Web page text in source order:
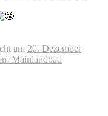
am 20. Dezember
Mainlandbad